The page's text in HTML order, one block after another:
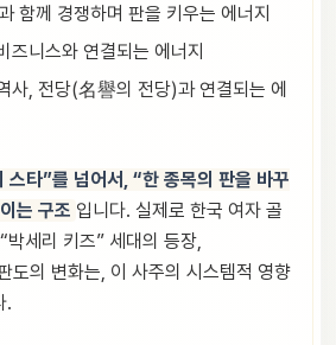
함께 경쟁하며 판을 키우는 에너지
즈니스와 연결되는 에너지
사, 전당(名譽의 전당)과 연결되는 에
스타”를 넘어서, “한 종목의 판을 바꾸
는 구조 입니다. 실제로 한국 여자 골
박세리 키즈” 세대의 등장,
도의 변화는, 이 사주의 시스템적 영향
.